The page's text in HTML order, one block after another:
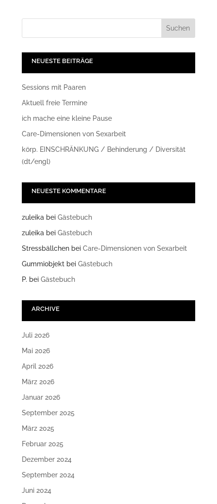
NEUESTE BEITRÄGE
Sessions mit Paaren
Aktuell freie Termine
ich mache eine kleine Pause
Care-Dimensionen von Sexarbeit
körp. EINSCHRÄNKUNG / Behinderung / Diversität
(dt/engl)
NEUESTE KOMMENTARE
zuleikabei Gästebuch
zuleikabei Gästebuch
Stressbällchenbei Care-Dimensionen von Sexarbeit
Gummiobjektbei Gästebuch
P. bei Gästebuch
ARCHIVE
Juli 2026
Mai 2026
April 2026
März 2026
Januar 2026
September 2025
März 2025
Februar 2025
Dezember 2024
September 2024
Juni 2024